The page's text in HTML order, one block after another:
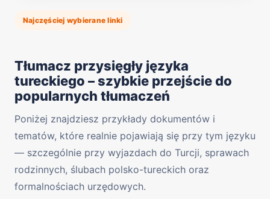
Najczęściej wybierane linki
Tłumacz przysięgły języka
tureckiego – szybkie przejście do
popularnych tłumaczeń
Poniżej znajdziesz przykłady dokumentów i
tematów, które realnie pojawiają się przy tym języku
— szczególnie przy wyjazdach do Turcji, sprawach
rodzinnych, ślubach polsko-tureckich oraz
formalnościach urzędowych.